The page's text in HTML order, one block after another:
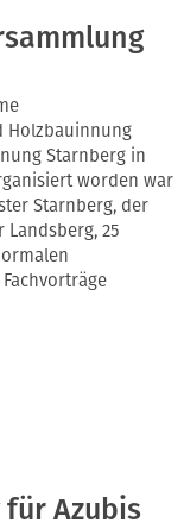
Holzbauinnung
Starnberg in
worden war
Starnberg, der
25
für Azubis